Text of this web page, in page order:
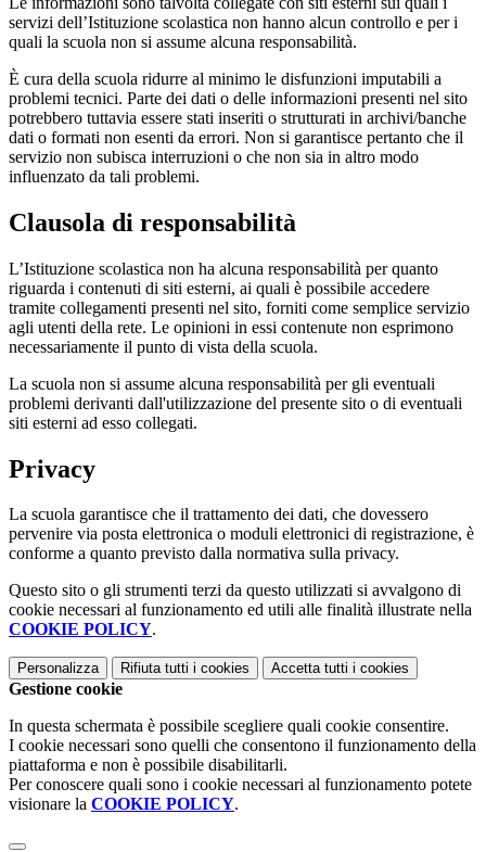
servizi dell’Istituzione scolastica non hanno alcun controllo e per i
quali la scuola non si assume alcuna responsabilità.
È cura della scuola ridurre al minimo le disfunzioni imputabili a
problemi tecnici. Parte dei dati o delle informazioni presenti nel sito
potrebbero tuttavia essere stati inseriti o strutturati in archivi/banche
dati o formati non esenti da errori. Non si garantisce pertanto che il
servizio non subisca interruzioni o che non sia in altro modo
influenzato da tali problemi.
Clausola di responsabilità
L’Istituzione scolastica non ha alcuna responsabilità per quanto
riguarda i contenuti di siti esterni, ai quali è possibile accedere
tramite collegamenti presenti nel sito, forniti come semplice servizio
agli utenti della rete. Le opinioni in essi contenute non esprimono
necessariamente il punto di vista della scuola.
La scuola non si assume alcuna responsabilità per gli eventuali
problemi derivanti dall'utilizzazione del presente sito o di eventuali
siti esterni ad esso collegati.
Privacy
La scuola garantisce che il trattamento dei dati, che dovessero
pervenire via posta elettronica o moduli elettronici di registrazione, è
conforme a quanto previsto dalla normativa sulla privacy.
Questo sito o gli strumenti terzi da questo utilizzati si avvalgono di
cookie necessari al funzionamento ed utili alle finalità illustrate nella
COOKIE POLICY.
Personalizza Rifiuta tutti i cookies Accetta tutti i cookies
Gestione cookie
In questa schermata è possibile scegliere quali cookie consentire.
I cookie necessari sono quelli che consentono il funzionamento della
piattaforma e non è possibile disabilitarli.
Per conoscere quali sono i cookie necessari al funzionamento potete
visionare la COOKIE POLICY.